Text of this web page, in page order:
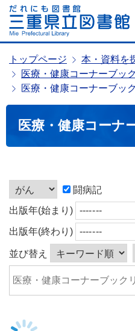
トップページ
本・資料を
医療・健康コーナーブッ
医療・健康コーナーブッ
医療・健康コーナ
闘病記
出版年(始まり)
出版年(終わり)
並び替え